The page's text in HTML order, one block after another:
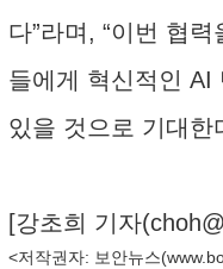
다”라며, “이번 협
들에게 혁신적인 AI
있을 것으로 기대한
[강초희 기자(
<저작권자: 보안뉴스(